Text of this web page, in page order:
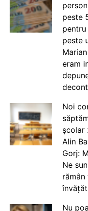
peste
peste
eram
Noi
școlar
Alin
Gorj:
Ne
Nu